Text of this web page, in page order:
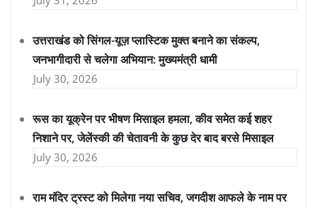
उत्तराखंड को सिंगल-यूज़ प्लास्टिक मुक्त बनाने का संकल्प,
जनभागीदारी से चलेगा अभियान: मुख्यमंत्री धामी
July 30, 2026
रूस का यूक्रेन पर भीषण मिसाइल हमला, कीव समेत कई शहर
निशाने पर, जेलेंस्की की चेतावनी के कुछ देर बाद बरसे मिसाइल
July 30, 2026
राम मंदिर ट्रस्ट को मिलेगा नया सचिव, जगदीश आफले के नाम पर